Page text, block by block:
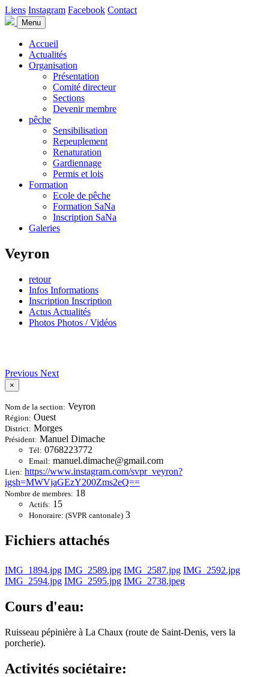
Liens Instagram Facebook Contact
Menu
Accueil
Actualités
Organisation
Présentation
Comité directeur
Sections
Devenir membre
pêche
Sensibilisation
Repeuplement
Renaturation
Gardiennage
Permis et lois
Formation
Ecole de pêche
Formation SaNa
Inscription SaNa
Galeries
Veyron
retour
Infos Informations
Inscription Inscription
Actus Actualités
Photos Photos / Vidéos
Previous Next
×
Nom de la section: Veyron
Région: Ouest
District: Morges
Président: Manuel Dimache
Tél: 0768223772
Email: manuel.dimache@gmail.com
Lien: https://www.instagram.com/svpr_veyron?
igsh=MWVjaGEzY200Zms2eQ==
Nombre de membres: 18
Actifs: 15
Honoraire: (SVPR cantonale) 3
Fichiers attachés
IMG_1894.jpg IMG_2589.jpg IMG_2587.jpg IMG_2592.jpg
IMG_2594.jpg IMG_2595.jpg IMG_2738.jpeg
Cours d'eau:
Ruisseau pépinière à La Chaux (route de Saint-Denis, vers la
porcherie).
Activités sociétaire: